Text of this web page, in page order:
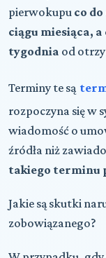
pierwokupu co
ciągu miesiąca,
tygodnia od
Terminy te są
rozpoczyna się w
wiadomość o
źródła niż
takiego terminu
Jakie są skutki
zobowiązanego?